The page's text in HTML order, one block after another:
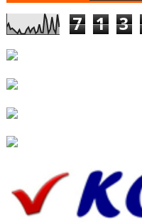
7 1 3